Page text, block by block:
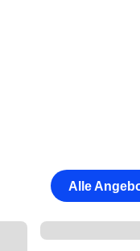
Alle